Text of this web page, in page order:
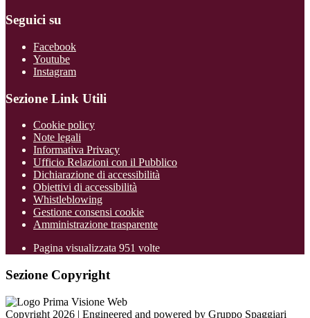
Seguici su
Facebook
Youtube
Instagram
Sezione Link Utili
Cookie policy
Note legali
Informativa Privacy
Ufficio Relazioni con il Pubblico
Dichiarazione di accessibilità
Obiettivi di accessibilità
Whistleblowing
Gestione consensi cookie
Amministrazione trasparente
Pagina visualizzata 951 volte
Sezione Copyright
Copyright 2026 | Engineered and powered by Gruppo Spaggiari